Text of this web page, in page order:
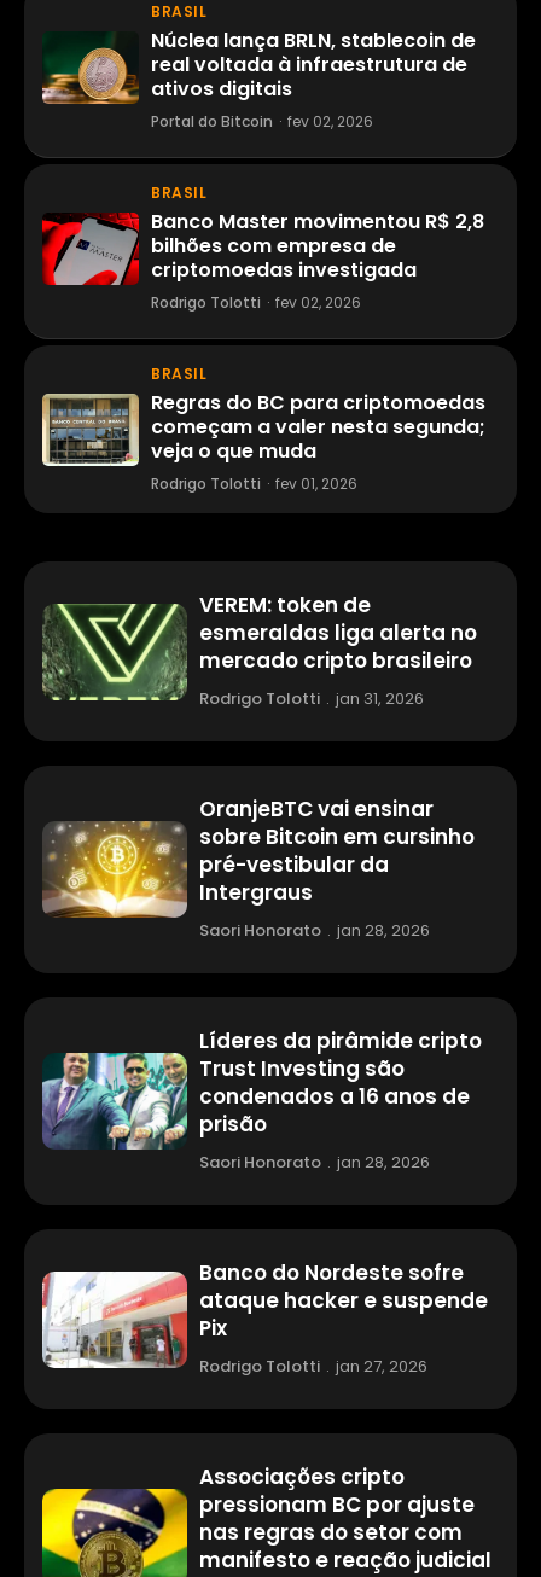
BRASIL
Núclea lança BRLN, stablecoin de
real voltada à infraestrutura de
ativos digitais
Portal do Bitcoin · fev 02, 2026
BRASIL
Banco Master movimentou R$ 2,8
bilhões com empresa de
criptomoedas investigada
Rodrigo Tolotti · fev 02, 2026
BRASIL
Regras do BC para criptomoedas
começam a valer nesta segunda;
veja o que muda
Rodrigo Tolotti · fev 01, 2026
VEREM: token de
esmeraldas liga alerta no
mercado cripto brasileiro
Rodrigo Tolotti . jan 31, 2026
OranjeBTC vai ensinar
sobre Bitcoin em cursinho
pré-vestibular da
Intergraus
Saori Honorato . jan 28, 2026
Líderes da pirâmide cripto
Trust Investing são
condenados a 16 anos de
prisão
Saori Honorato . jan 28, 2026
Banco do Nordeste sofre
ataque hacker e suspende
Pix
Rodrigo Tolotti . jan 27, 2026
Associações cripto
pressionam BC por ajuste
nas regras do setor com
manifesto e reação judicial